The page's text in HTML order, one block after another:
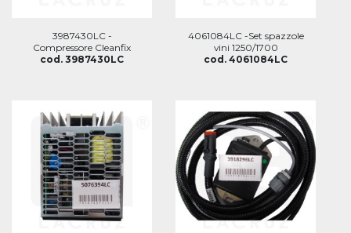
3987430LC -
Compressore Cleanfix
cod. 3987430LC
4061084LC -Set spazzole
vini 1250/1700
cod. 4061084LC